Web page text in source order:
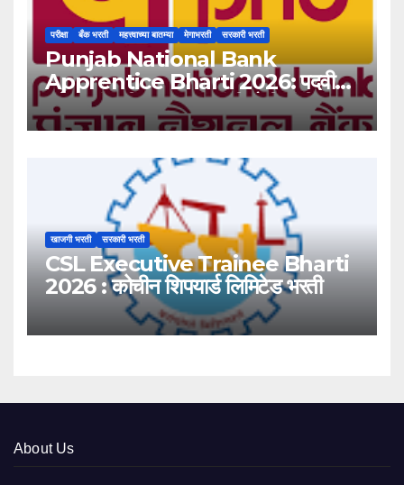
परीक्षा बँक भरती महत्त्वाच्या बातम्या मेगाभरती सरकारी भरती
Punjab National Bank
Apprentice Bharti 2026: पदवीधर
उमेदवारांसाठी ५१३८ जागांची मोठी संधी!
खाजगी भरती सरकारी भरती
CSL Executive Trainee Bharti
2026 : कोचीन शिपयार्ड लिमिटेड भरती
About Us